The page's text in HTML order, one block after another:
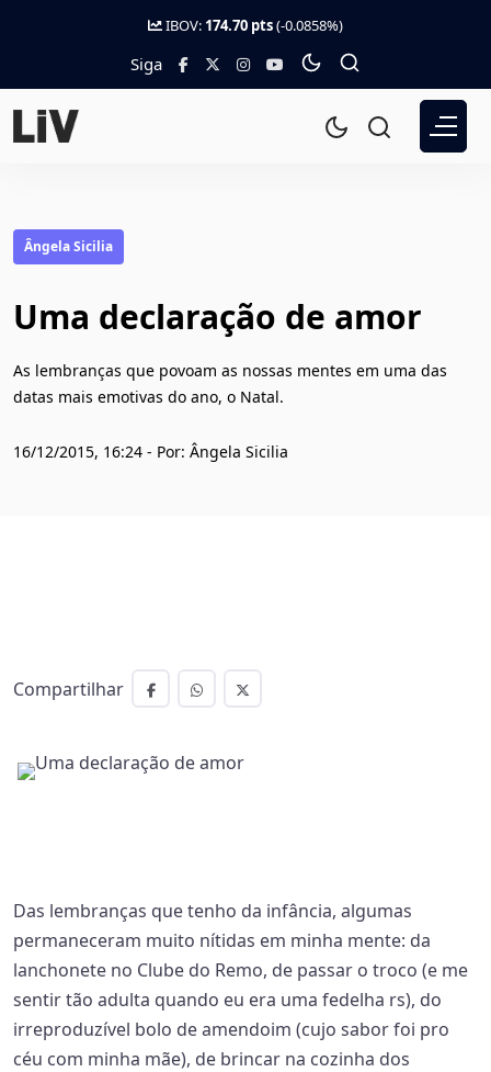
IBOV: 174.70 pts(-0.0858%)
Siga
Ângela Sicilia
Uma declaração de amor
As lembranças que povoam as nossas mentes em uma das
datas mais emotivas do ano, o Natal.
16/12/2015, 16:24 - Por: Ângela Sicilia
Compartilhar
Das lembranças que tenho da infância, algumas
permaneceram muito nítidas em minha mente: da
lanchonete no Clube do Remo, de passar o troco (e me
sentir tão adulta quando eu era uma fedelha rs), do
irreproduzível bolo de amendoim (cujo sabor foi pro
céu com minha mãe), de brincar na cozinha dos